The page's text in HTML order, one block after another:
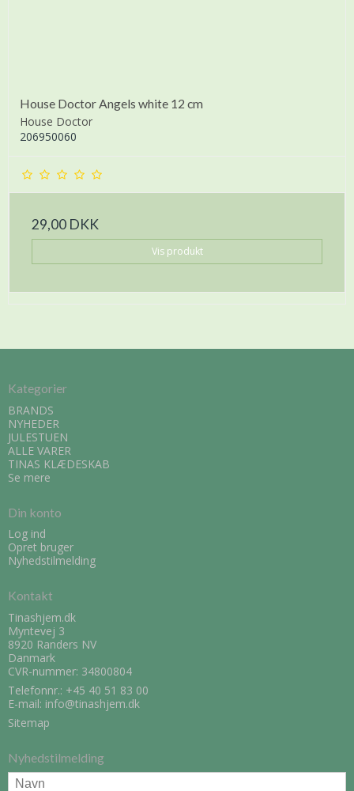
House Doctor Angels white 12 cm
House Doctor
206950060
29,00 DKK
Vis produkt
Kategorier
BRANDS
NYHEDER
JULESTUEN
ALLE VARER
TINAS KLÆDESKAB
Se mere
Din konto
Log ind
Opret bruger
Nyhedstilmelding
Kontakt
Tinashjem.dk
Myntevej 3
8920 Randers NV
Danmark
CVR-nummer: 34800804
Telefonnr.: +45 40 51 83 00
E-mail: info@tinashjem.dk
Sitemap
Nyhedstilmelding